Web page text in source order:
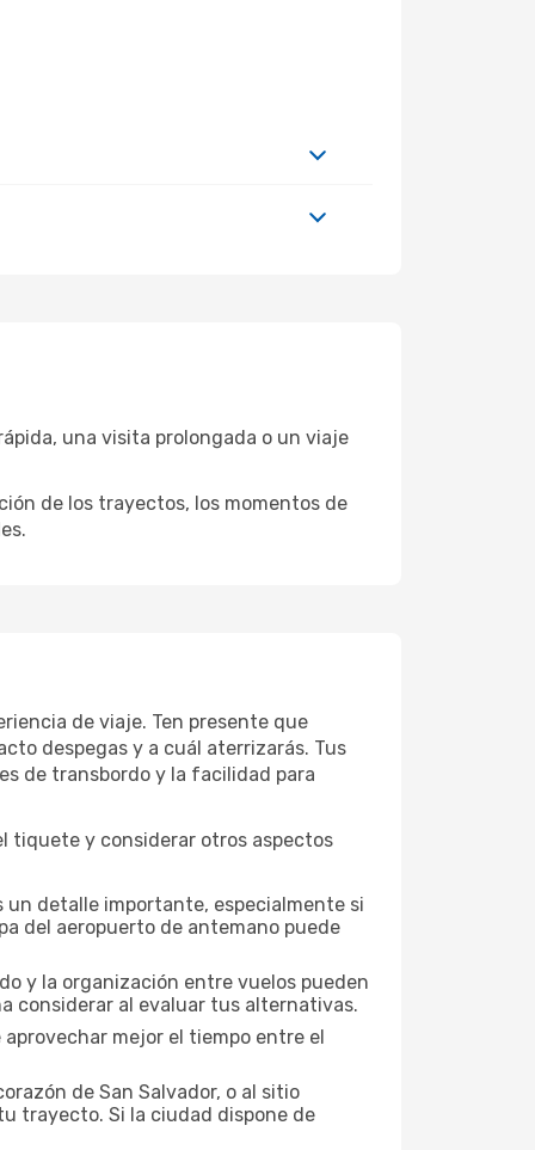
una visita prolongada o un viaje
de los trayectos, los momentos de
de viaje. Ten presente que
despegas y a cuál aterrizarás. Tus
de transbordo y la facilidad para
tiquete y considerar otros aspectos
detalle importante, especialmente si
del aeropuerto de antemano puede
y la organización entre vuelos pueden
considerar al evaluar tus alternativas.
mejor el tiempo entre el
de San Salvador, o al sitio
trayecto. Si la ciudad dispone de